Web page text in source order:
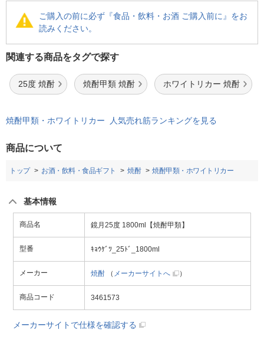
ご購入の前に必ず『食品・飲料・お酒 ご購入前に』をお
読みください。
関連する商品をタグで探す
25度 焼酎 焼酎甲類 焼酎 ホワイトリカー 焼酎
焼酎甲類・ホワイトリカー 人気売れ筋ランキングを見る
商品について
トップ お酒・飲料・食品ギフト 焼酎 焼酎甲類・ホワイトリカー
基本情報
商品名 鏡月25度 1800ml【焼酎甲類】
型番 ｷｮｳｹﾞﾂ_25ﾄﾞ_1800ml
メーカー 焼酎 （ メーカーサイトへ ）
商品コード 3461573
メーカーサイトで仕様を確認する